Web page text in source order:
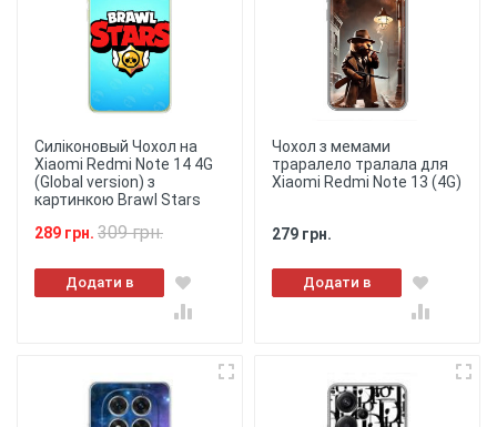
Силіконовый Чохол на
Xiaomi Redmi Note 14 4G
(Global version) з
картинкою Brawl Stars
289 грн. 309 грн.
Додати в
кошик
Чохол з мемами
траралело тралала для
Xiaomi Redmi Note 13 (4G)
279 грн.
Додати в
кошик